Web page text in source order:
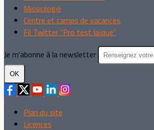
Missiologie
Centre et camps de vacances
Fil Twitter "Pro test laïque"
Je m'abonne à la newsletter
OK
Plan du site
Licences